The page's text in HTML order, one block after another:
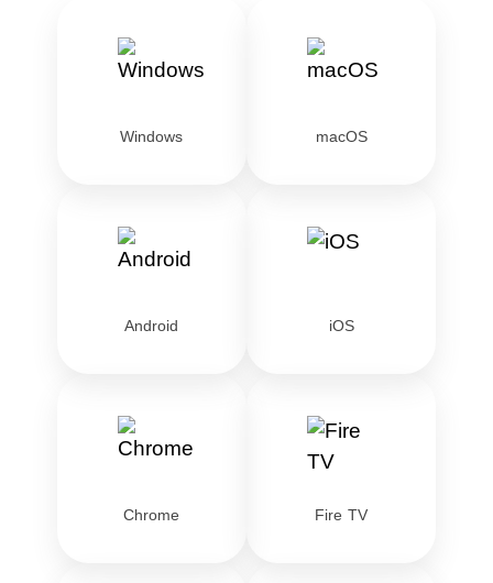
Windows macOS
Android iOS
Chrome Fire TV